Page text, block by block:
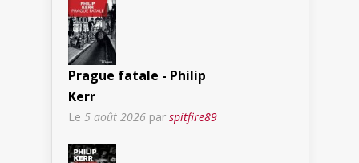
Prague fatale - Philip
Kerr
Le 5 août 2026 par spitfire89